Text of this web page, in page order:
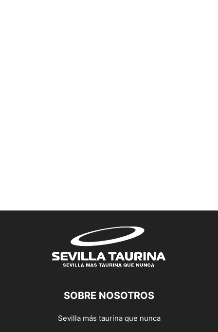
SOBRE NOSOTROS
Sevilla más taurina que nunca